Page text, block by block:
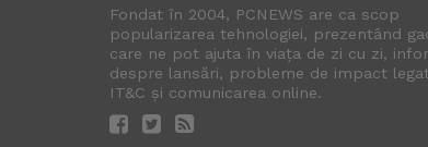
Fondat în 2004, PCNEWS are ca scop
popularizarea tehnologiei, prezentând
care ne pot ajuta în viața de zi cu zi,
despre lansări, probleme de impact
IT&C și comunicarea online.